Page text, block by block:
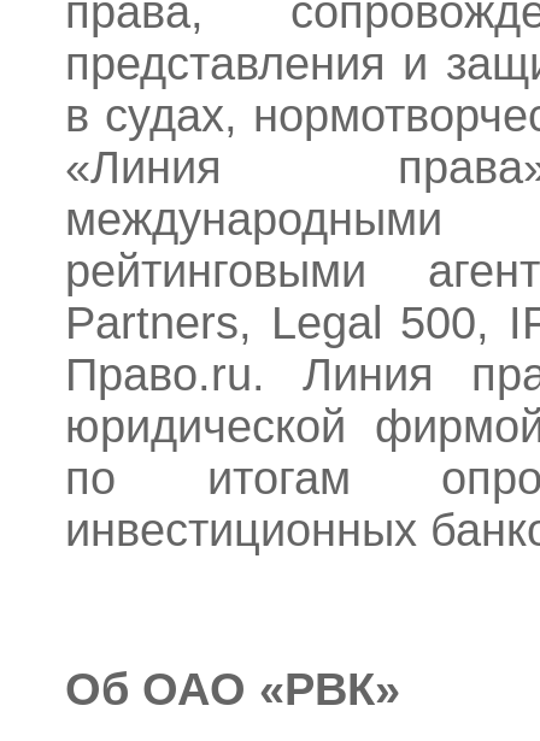
права,
представления и
в судах,
«Линия
рейтинговыми
Partners, Legal 500,
Право.ru. Линия
юридической
по итогам
инвестиционных
Об ОАО «РВК»